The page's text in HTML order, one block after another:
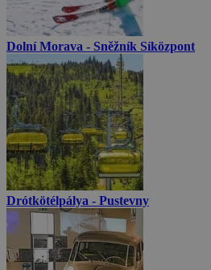
Dolní Morava - Sněžník Síközpont
Drótkötélpálya - Pustevny